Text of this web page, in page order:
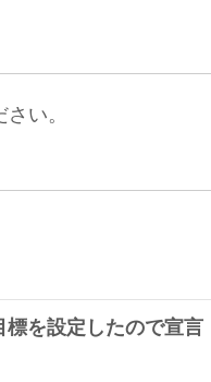
い。
を設定したので宣言